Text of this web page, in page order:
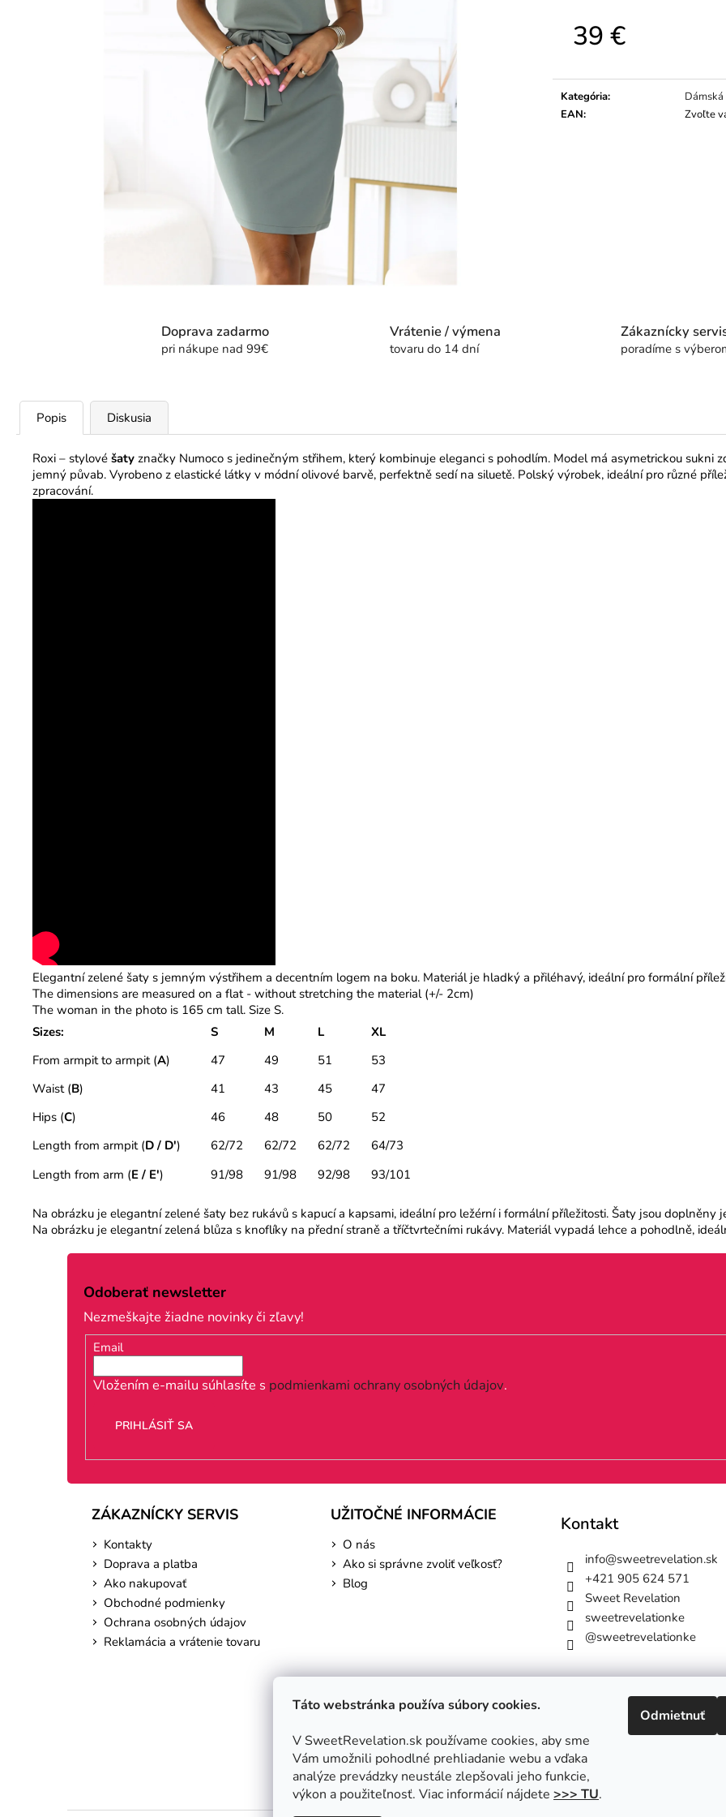
Táto webstránka používa súbory cookies.
V SweetRevelation.sk používame cookies, aby sme
Vám umožnili pohodlné prehliadanie webu a vďaka
analýze prevádzky neustále zlepšovali jeho funkcie,
výkon a použiteľnosť. Viac informácií nájdete >>> TU.
Odmietnuť
39 €
Kategória:
EAN: Zvoľte
Doprava zadarmo
pri nákupe nad 99€
Vrátenie / výmena
tovaru do 14 dní
Zákaznícky
poradíme s
Popis Diskusia
Roxi – stylové šaty značky Numoco s jedinečným střihem, který kombinuje eleganci s pohodlím. Model má asymetrickou sukni
jemný půvab. Vyrobeno z elastické látky v módní olivové barvě, perfektně sedí na siluetě. Polský výrobek, ideální pro různé
zpracování.
Elegantní zelené šaty s jemným výstřihem a decentním logem na boku. Materiál je hladký a přiléhavý, ideální pro formální
The dimensions are measured on a flat - without stretching the material (+/- 2cm)
The woman in the photo is 165 cm tall. Size S.
Sizes:
S M L
XL
From armpit to armpit (A) 47 49 51
53
Waist (B) 41 43 45
47
Hips (C) 46 48 50
52
Length from armpit (D / D') 62/72 62/72 62/72
64/73
Length from arm (E / E') 91/98 91/98 92/98 93/101
Na obrázku je elegantní zelené šaty bez rukávů s kapucí a kapsami, ideální pro ležérní i formální příležitosti. Šaty jsou
Na obrázku je elegantní zelená blůza s knoflíky na přední straně a tříčtvrtečními rukávy. Materiál vypadá lehce a pohodlně,
Odoberať newsletter
Nezmeškajte žiadne novinky či zľavy!
Email
Vložením e-mailu súhlasíte s podmienkami ochrany osobných údajov.
PRIHLÁSIŤ SA
ZÁKAZNÍCKY SERVIS
Kontakty
Doprava a platba
Ako nakupovať
Obchodné podmienky
Ochrana osobných údajov
Reklamácia a vrátenie tovaru
UŽITOČNÉ INFORMÁCIE
O nás
Ako si správne zvoliť veľkosť?
Blog
Kontakt
info@sweetrevelation.sk
+421 905 624 571
Sweet Revelation
sweetrevelationke
@sweetrevelationke